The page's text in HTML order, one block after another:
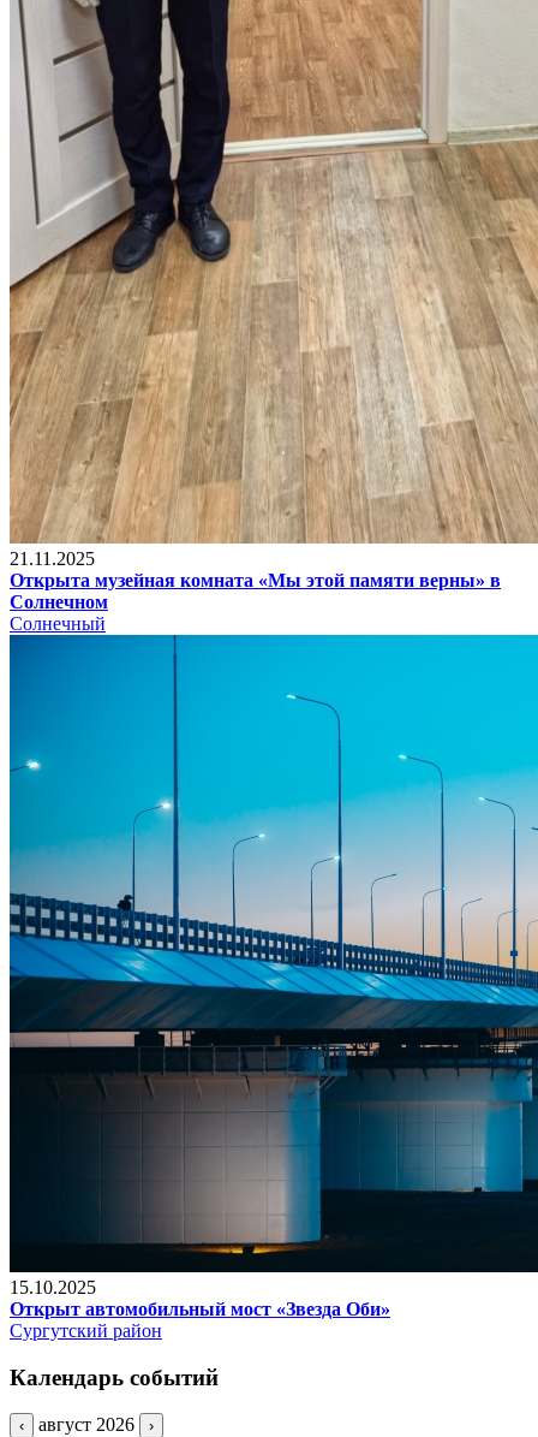
21.11.2025
Открыта музейная комната «Мы этой памяти верны» в
Солнечном
Солнечный
15.10.2025
Открыт автомобильный мост «Звезда Оби»
Сургутский район
Календарь событий
‹ август 2026 ›